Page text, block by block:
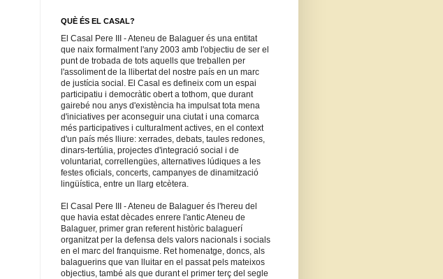
QUÈ ÉS EL CASAL?
El Casal Pere III - Ateneu de Balaguer és una entitat
que naix formalment l'any 2003 amb l'objectiu de ser el
punt de trobada de tots aquells que treballen per
l'assoliment de la llibertat del nostre país en un marc
de justícia social. El Casal es defineix com un espai
participatiu i democràtic obert a tothom, que durant
gairebé nou anys d'existència ha impulsat tota mena
d'iniciatives per aconseguir una ciutat i una comarca
més participatives i culturalment actives, en el context
d'un país més lliure: xerrades, debats, taules redones,
dinars-tertúlia, projectes d'integració social i de
voluntariat, correllengües, alternatives lúdiques a les
festes oficials, concerts, campanyes de dinamització
lingüística, entre un llarg etcètera.
El Casal Pere III - Ateneu de Balaguer és l'hereu del
que havia estat dècades enrere l'antic Ateneu de
Balaguer, primer gran referent històric balaguerí
organitzat per la defensa dels valors nacionals i socials
en el marc del franquisme. Ret homenatge, doncs, als
balaguerins que van lluitar en el passat pels mateixos
objectius, també als que durant el primer terç del segle